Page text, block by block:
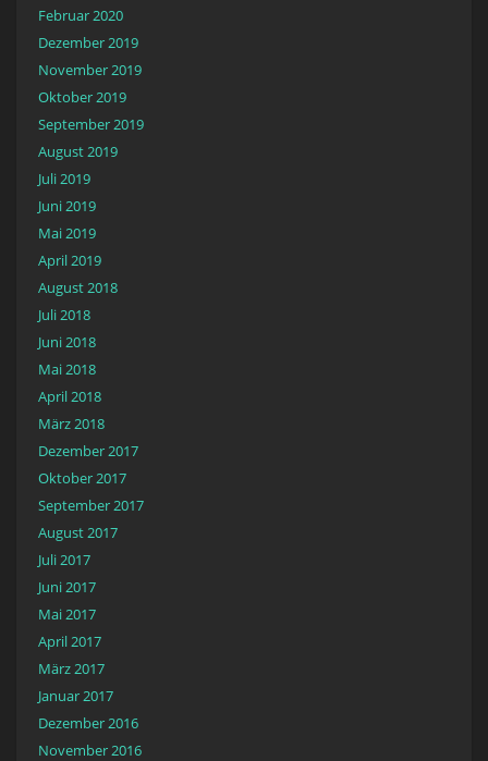
Februar 2020
Dezember 2019
November 2019
Oktober 2019
September 2019
August 2019
Juli 2019
Juni 2019
Mai 2019
April 2019
August 2018
Juli 2018
Juni 2018
Mai 2018
April 2018
März 2018
Dezember 2017
Oktober 2017
September 2017
August 2017
Juli 2017
Juni 2017
Mai 2017
April 2017
März 2017
Januar 2017
Dezember 2016
November 2016